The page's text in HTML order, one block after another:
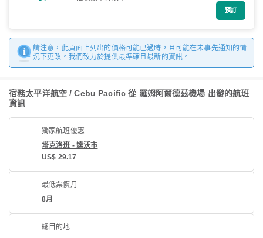
預訂
請注意，此頁面上列出的價格可能已過時，且可能在未事先通知的情
況下更改。我們致力於提供最準確且最新的資訊。
宿務太平洋航空 / Cebu Pacific 從 羅姆阿爾德茲機場 出發的航班
資訊
獨家航班優惠
塔克洛班 - 達沃市
US$ 29.17
最低票價月
8月
總目的地